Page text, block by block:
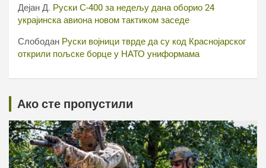
Дејан Д. Руски С-400 за недељу дана оборио 24
украјинска авиона новом тактиком заседе
Слободан Руски војници тврде да су код Краснојарског
открили пољске борце у НАТО униформама
Ако сте пропустили